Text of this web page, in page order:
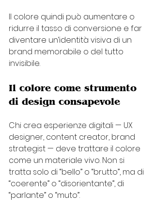
Il colore quindi può aumentare o
ridurre il tasso di conversione e far
diventare un’identità visiva di un
brand memorabile o del tutto
invisibile.
Il colore come strumento
di design consapevole
Chi crea esperienze digitali — UX
designer, content creator, brand
strategist — deve trattare il colore
come un materiale vivo. Non si
tratta solo di “bello” o “brutto”, ma di
“coerente” o “disorientante”, di
“parlante” o “muto”.